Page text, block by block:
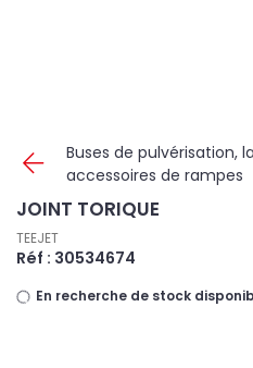
Buses de pulvérisation,
accessoires de rampes
JOINT TORIQUE
TEEJET
Réf : 30534674
En recherche de stock